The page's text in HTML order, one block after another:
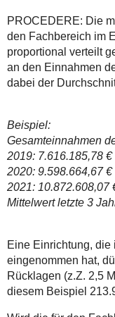
PROCEDERE: Die
den Fachbereich im
proportional verteilt
an den Einnahmen
dabei der
Beispiel:
Gesamteinnahmen
2019: 7.616.185,78 €
2020: 9.598.664,67 €
2021: 10.872.608,07
Mittelwert letzte 3
Eine Einrichtung, die
eingenommen hat,
Rücklagen (z.Z. 2,5
diesem Beispiel